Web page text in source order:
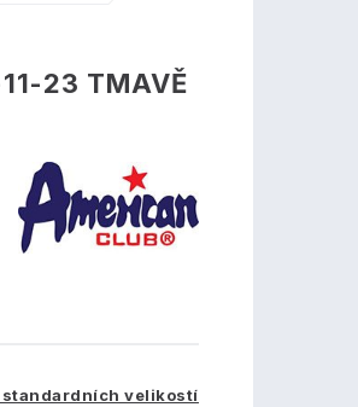
23 TMAVĚ
standardních velikostí